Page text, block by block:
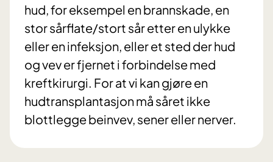
hud, for eksempel en brannskade, en
stor sårflate/stort sår etter en ulykke
eller en infeksjon, eller et sted der hud
og vev er fjernet i forbindelse med
kreftkirurgi. For at vi kan gjøre en
hudtransplantasjon må såret ikke
blottlegge beinvev, sener eller nerver.